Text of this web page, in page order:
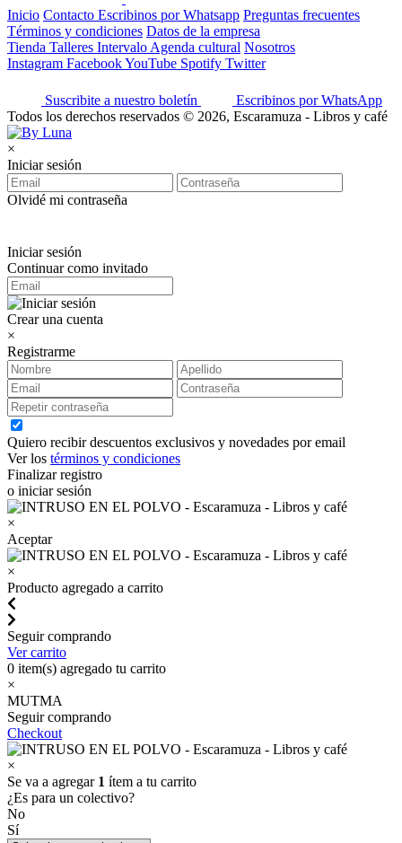
Inicio Contacto Escribinos por Whatsapp Preguntas frecuentes
Términos y condiciones Datos de la empresa
Tienda Talleres Intervalo Agenda cultural Nosotros
Instagram FacebookYouTube Spotify Twitter
Suscribite a nuestro boletín
Escribinos por WhatsApp
Todos los derechos reservados © 2026, Escaramuza - Libros y café
×
Iniciar sesión
Olvidé mi contraseña
Iniciar sesión
Continuar como invitado
Crear una cuenta
×
Registrarme
Quiero recibir descuentos exclusivos y novedades por email
Ver los términos y condiciones
Finalizar registro
o iniciar sesión
×
Aceptar
×
Producto agregado a carrito
Seguir comprando
Ver carrito
0 item(s) agregado tu carrito
×
MUTMA
Seguir comprando
Checkout
×
Se va a agregar 1 ítem a tu carrito
¿Es para un colectivo?
No
Sí